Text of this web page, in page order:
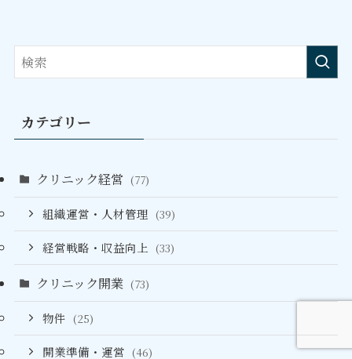
カテゴリー
クリニック経営 (77)
組織運営・人材管理 (39)
経営戦略・収益向上 (33)
クリニック開業 (73)
物件 (25)
開業準備・運営 (46)